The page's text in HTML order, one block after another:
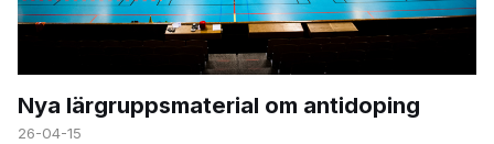
Nya lärgruppsmaterial om antidoping
26-04-15